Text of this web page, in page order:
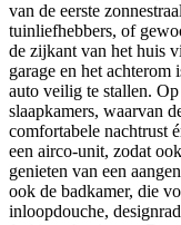
van de eerste
tuinliefhebbers, of
de zijkant van het huis
garage en het
auto veilig te stallen.
slaapkamers, waarvan
comfortabele nachtrust
een airco-unit, zodat
genieten van een
ook de badkamer, die
inloopdouche,